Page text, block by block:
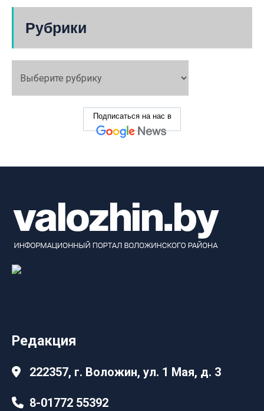
Рубрики
Подписаться на нас в
Редакция
222357, г. Воложин, ул. 1 Мая, д. 3
8-01772 55392